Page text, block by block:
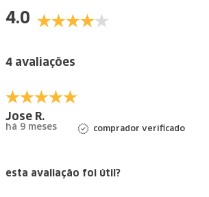
4.0
4 avaliações
Jose R.
há 9 meses comprador verificado
esta avaliação foi útil?